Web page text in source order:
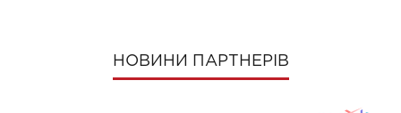
НОВИНИ ПАРТНЕРІВ